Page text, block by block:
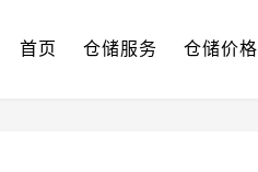
首页 仓储服务 仓储价格